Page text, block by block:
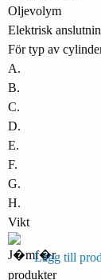
Oljevolym
Elektrisk
För typ av
A.
B.
C.
D.
E.
F.
G.
H.
Vikt
Lägg till